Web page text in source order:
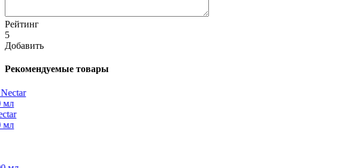
Рейтинг
5
Добавить
Рекомендуемые товары